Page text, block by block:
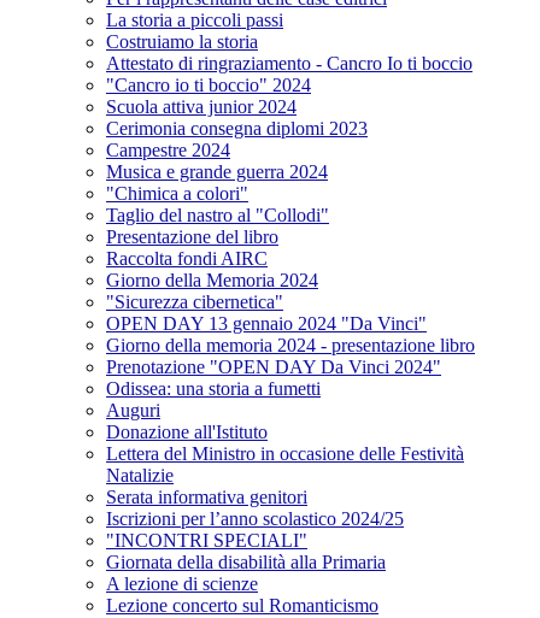
La storia a piccoli passi
Costruiamo la storia
Attestato di ringraziamento - Cancro Io ti boccio
"Cancro io ti boccio" 2024
Scuola attiva junior 2024
Cerimonia consegna diplomi 2023
Campestre 2024
Musica e grande guerra 2024
"Chimica a colori"
Taglio del nastro al "Collodi"
Presentazione del libro
Raccolta fondi AIRC
Giorno della Memoria 2024
"Sicurezza cibernetica"
OPEN DAY 13 gennaio 2024 "Da Vinci"
Giorno della memoria 2024 - presentazione libro
Prenotazione "OPEN DAY Da Vinci 2024"
Odissea: una storia a fumetti
Auguri
Donazione all'Istituto
Lettera del Ministro in occasione delle Festività
Natalizie
Serata informativa genitori
Iscrizioni per l’anno scolastico 2024/25
"INCONTRI SPECIALI"
Giornata della disabilità alla Primaria
A lezione di scienze
Lezione concerto sul Romanticismo